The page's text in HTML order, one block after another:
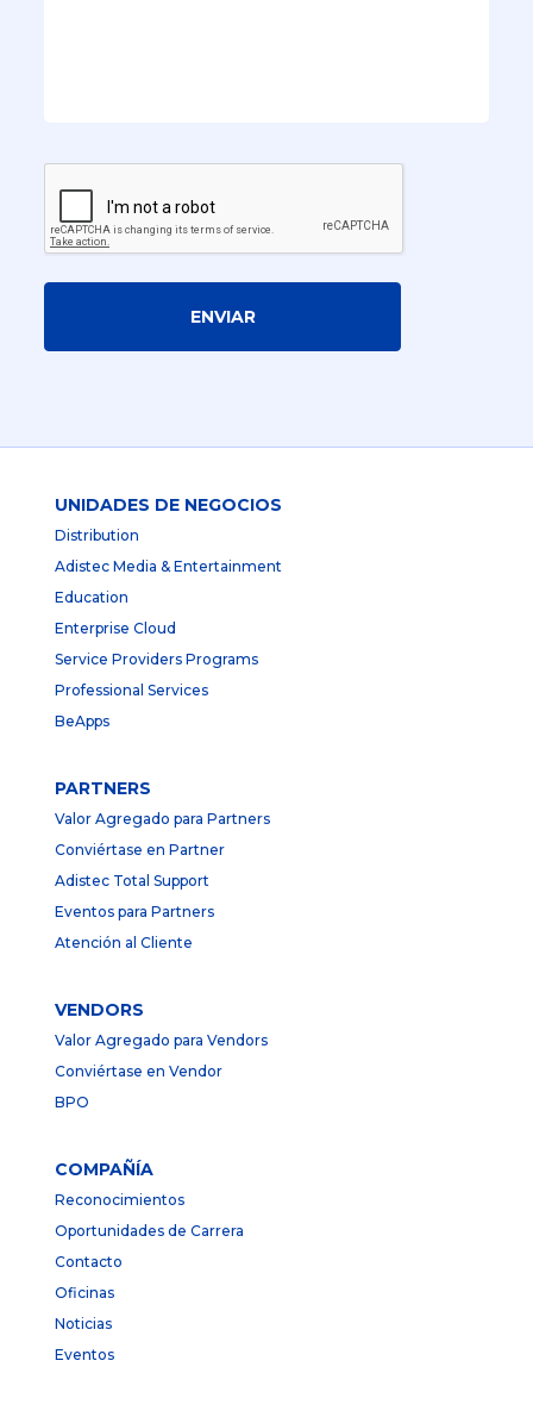
ENVIAR
UNIDADES DE NEGOCIOS
Distribution
Adistec Media & Entertainment
Education
Enterprise Cloud
Service Providers Programs
Professional Services
BeApps
PARTNERS
Valor Agregado para Partners
Conviértase en Partner
Adistec Total Support
Eventos para Partners
Atención al Cliente
VENDORS
Valor Agregado para Vendors
Conviértase en Vendor
BPO
COMPAÑÍA
Reconocimientos
Oportunidades de Carrera
Contacto
Oficinas
Noticias
Eventos